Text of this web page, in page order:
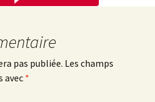
pas publiée. Les champs
avec *